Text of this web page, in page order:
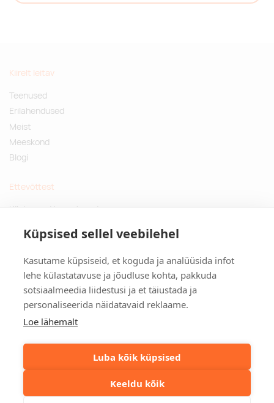
Küpsised sellel veebilehel
Kasutame küpsiseid, et koguda ja analüüsida infot
lehe külastatavuse ja jõudluse kohta, pakkuda
sotsiaalmeedia liidestusi ja et täiustada ja
personaliseerida näidatavaid reklaame.
Loe lähemalt
Luba kõik küpsised
Keeldu kõik
Kiirelt leitav
Teenused
Erilahendused
Meist
Meeskond
Blogi
Ettevõttest
Küsimused ja vastused
Privaatsuspoliitika
Kontakt
Tulika põik 3, Tallinn
info@kinkston.ee
+372 6989 100
Sotsiaalmeedia